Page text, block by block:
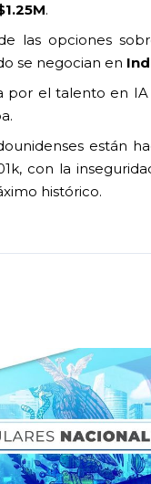
.
las opciones
se negocian en
por el talento en IA
están
con la
histórico.